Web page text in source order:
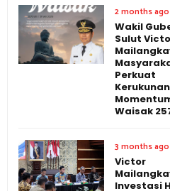
2 months ago
Wakil
Sulut
Perkuat
Waisak
3 months ago
Victor
Investasi